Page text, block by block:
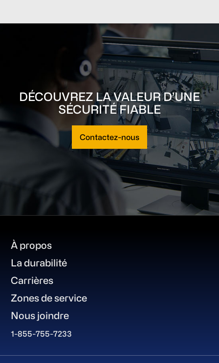
DÉCOUVREZ LA VALEUR D’UNE
SÉCURITÉ FIABLE
Contactez-nous
Footer
À propos
La durabilité
Carrières
Zones de service
Nous joindre
1-855-755-7233